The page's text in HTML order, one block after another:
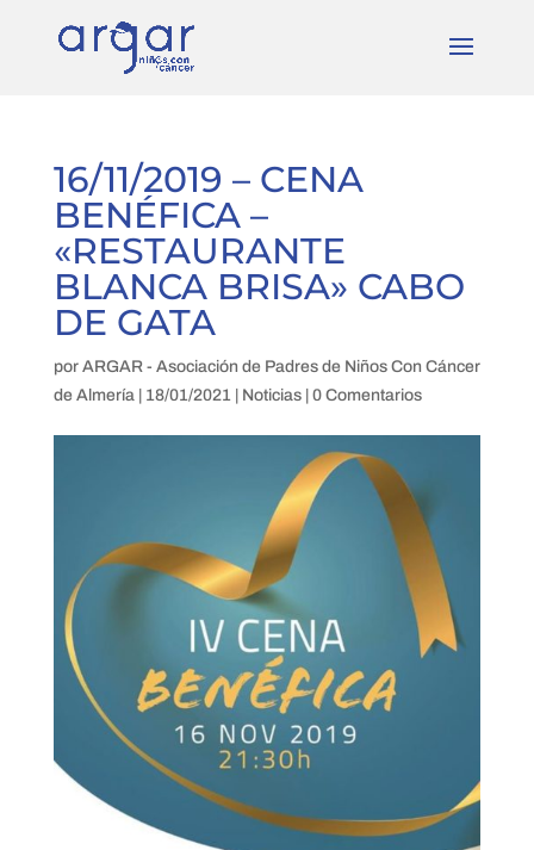
16/11/2019 – CENA
BENÉFICA –
«RESTAURANTE
BLANCA BRISA» CABO
DE GATA
por ARGAR - Asociación de Padres de Niños Con Cáncer
de Almería| 18/01/2021| Noticias| 0 Comentarios